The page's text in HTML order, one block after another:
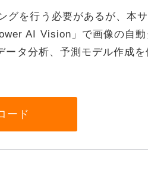
グを行う必要があるが、本
AI Vision」で画像の自
タ分析、予測モデル作成を
ード